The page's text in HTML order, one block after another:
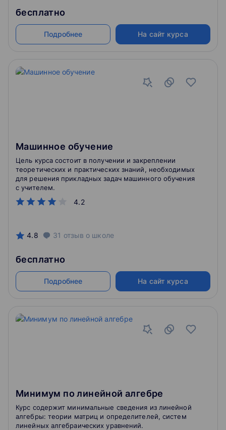
бесплатно
Подробнее На сайт курса
Машинное обучение
4.2
Цель курса состоит в получении и закреплении
теоретических и практических знаний, необходимых
для решения прикладных задач машинного обучения
с учителем.
4.8 31 отзыв о школе
бесплатно
Подробнее На сайт курса
Минимум по линейной алгебре
Курс содержит минимальные сведения из линейной
алгебры: теории матриц и определителей, систем
линейных алгебраических уравнений.